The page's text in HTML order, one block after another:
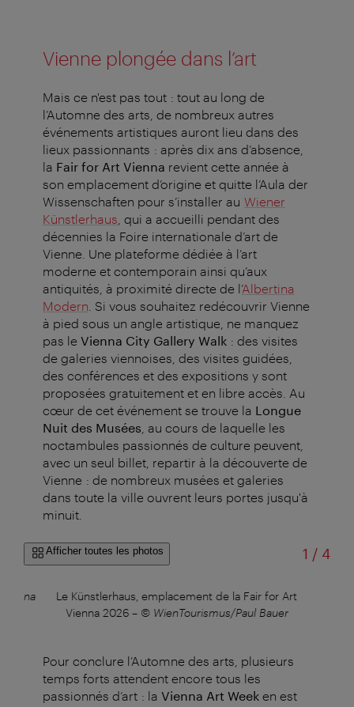
Vienne plongée dans l’art
Mais ce n'est pas tout : tout au long de
l’Automne des arts, de nombreux autres
événements artistiques auront lieu dans des
lieux passionnants : après dix ans d’absence,
la Fair for Art Vienna revient cette année à
son emplacement d’origine et quitte l’Aula der
Wissenschaften pour s’installer au Wiener
Künstlerhaus , qui a accueilli pendant des
décennies la Foire internationale d’art de
Vienne. Une plateforme dédiée à l’art
moderne et contemporain ainsi qu’aux
antiquités, à proximité directe de l’Albertina
Modern . Si vous souhaitez redécouvrir Vienne
à pied sous un angle artistique, ne manquez
pas le Vienna City Gallery Walk : des visites
de galeries viennoises, des visites guidées,
des conférences et des expositions y sont
proposées gratuitement et en libre accès. Au
cœur de cet événement se trouve la Longue
Nuit des Musées , au cours de laquelle les
noctambules passionnés de culture peuvent,
avec un seul billet, repartir à la découverte de
Vienne : de nombreux musées et galeries
dans toute la ville ouvrent leurs portes jusqu'à
minuit.
Afficher toutes les photos 1 /sur
4
Le Künstlerhaus, emplacement de la Fair for Art
Vienna 2026– © WienTourismus/Paul Bauer
Pour conclure l’Automne des arts, plusieurs
temps forts attendent encore tous les
passionnés d’art : la Vienna Art Week en est